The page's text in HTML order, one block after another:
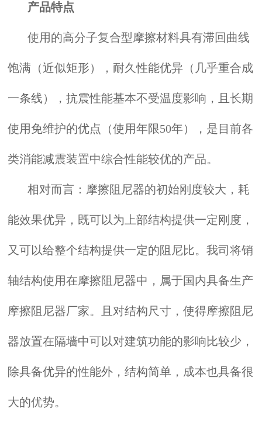
产品特点
使用的高分子复合型摩擦材料具有滞回曲线
饱满（近似矩形），耐久性能优异（几乎重合成
一条线），抗震性能基本不受温度影响，且长期
使用免维护的优点（使用年限50年），是目前各
类消能减震装置中综合性能较优的产品。
相对而言：摩擦阻尼器的初始刚度较大，耗
能效果优异，既可以为上部结构提供一定刚度，
又可以给整个结构提供一定的阻尼比。我司将销
轴结构使用在摩擦阻尼器中，属于国内具备生产
摩擦阻尼器厂家。且对结构尺寸，使得摩擦阻尼
器放置在隔墙中可以对建筑功能的影响比较少，
除具备优异的性能外，结构简单，成本也具备很
大的优势。